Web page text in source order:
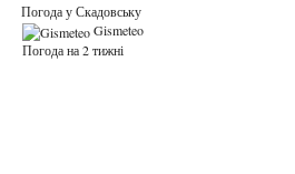
Погода у Скадовську
Gismeteo
Погода на 2 тижні